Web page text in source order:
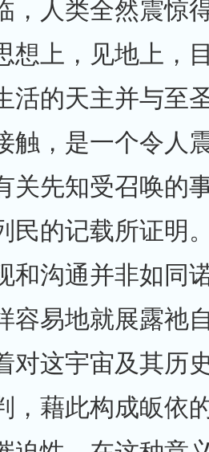
，人类全然震惊
想上，见地上，
活的天主并与至
触，是一个令人
关先知受召唤的
民的记载所证明
和沟通并非如同
容易地就展露祂
对这宇宙及其历
，藉此构成皈依